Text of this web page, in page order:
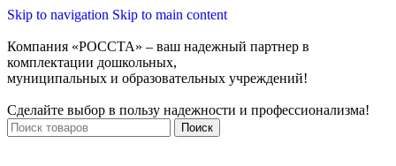
Skip to navigation Skip to main content
Компания «РОССТА» – ваш надежный партнер в
комплектации дошкольных,
муниципальных и образовательных учреждений!
Сделайте выбор в пользу надежности и профессионализма!
Поиск